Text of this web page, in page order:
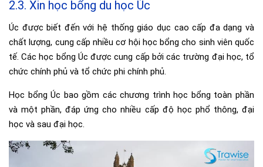
2.3. Xin học bổng du học Úc
Úc được biết đến với hệ thống giáo dục cao cấp đa dạng và
chất lượng, cung cấp nhiều cơ hội học bổng cho sinh viên quốc
tế. Các học bổng Úc được cung cấp bởi các trường đại học, tổ
chức chính phủ và tổ chức phi chính phủ.
Học bổng Úc bao gồm các chương trình học bổng toàn phần
và một phần, đáp ứng cho nhiều cấp độ học phổ thông, đại
học và sau đại học.